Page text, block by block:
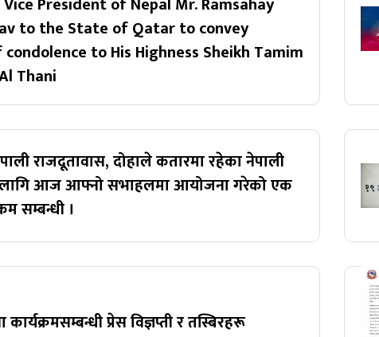
to the State of Qatar to convey
to His Highness Sheikh Tamim
Thani
राजदूतावास, दोहाले कतारमा रहेका नेपाली
आज आफ्नो सभाहलमा आयोजना गरेको एक
सम्बन्धी ।
प्रेस विज्ञप्ती र तस्बिरहरू